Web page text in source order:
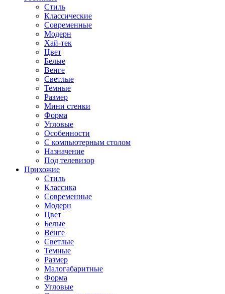
Стиль
Классические
Современные
Модерн
Хай-тек
Цвет
Белые
Венге
Светлые
Темные
Размер
Мини стенки
Форма
Угловые
Особенности
С компьютерным столом
Назначение
Под телевизор
Прихожие
Стиль
Классика
Современные
Модерн
Цвет
Белые
Венге
Светлые
Темные
Размер
Малогабаритные
Форма
Угловые